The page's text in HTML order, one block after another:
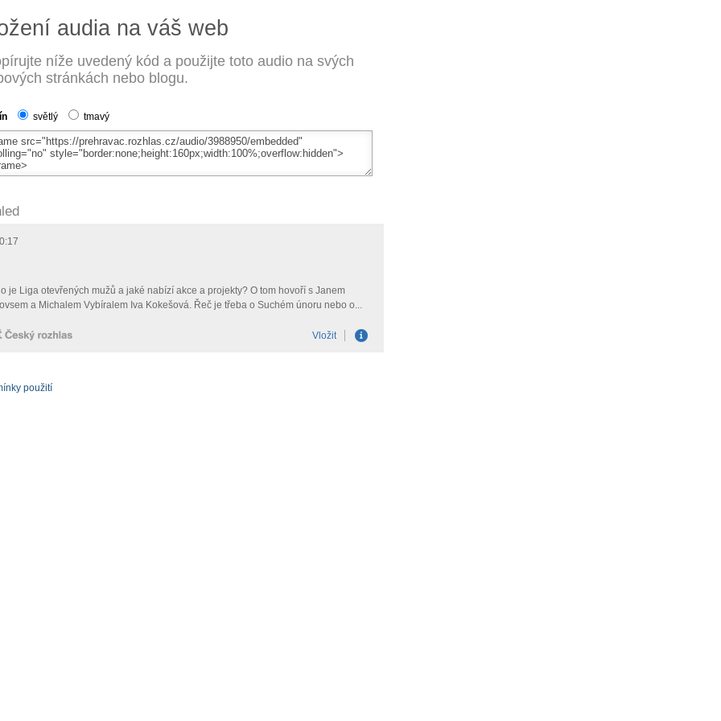
audia na váš web
níže uvedený kód a použijte toto audio na svých
stránkách nebo blogu.
světlý tmavý
použití